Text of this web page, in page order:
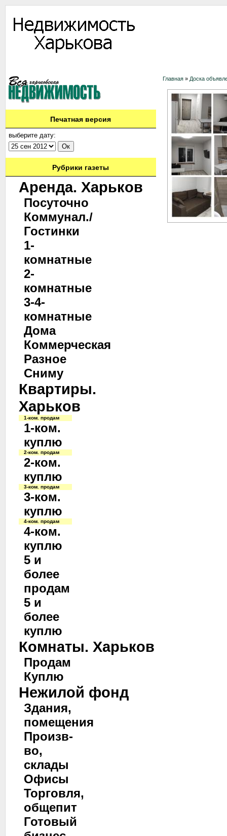
Печатная версия
выберите дату:
Рубрики газеты
Аренда. Харьков
Посуточно
Коммунал./
Гостинки
1-
комнатные
2-
комнатные
3-4-
комнатные
Дома
Коммерческая
Разное
Сниму
Квартиры.
Харьков
1-ком. продам
1-ком.
куплю
2-ком. продам
2-ком.
куплю
3-ком. продам
3-ком.
куплю
4-ком. продам
4-ком.
куплю
5 и
более
продам
5 и
более
куплю
Комнаты. Харьков
Продам
Куплю
Нежилой фонд
Здания,
помещения
Произв-
во,
склады
Офисы
Торговля,
общепит
Готовый
Главная » Доска